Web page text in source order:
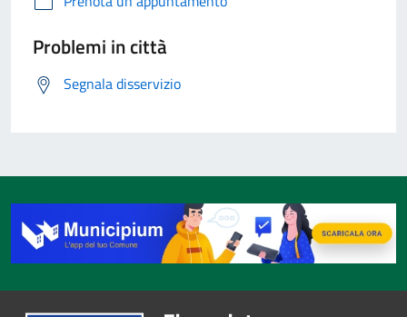
Problemi in città
Segnala disservizio